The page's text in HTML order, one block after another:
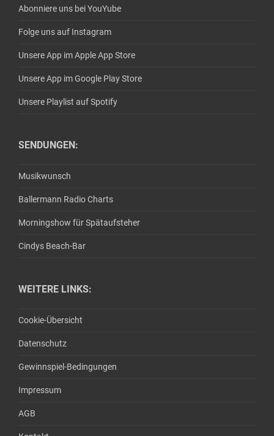
Abonniere uns bei YouYube
Folge uns auf Instagram
Unsere App im Apple App Store
Unsere App im Google Play Store
Unsere Playlist auf Spotify
SENDUNGEN:
Musikwunsch
Ballermann Radio Charts
Morningshow für Spätaufsteher
Cindys Beach-Bar
WEITERE LINKS:
Cookie-Übersicht
Datenschutz
Gewinnspiel-Bedingungen
Impressum
AGB